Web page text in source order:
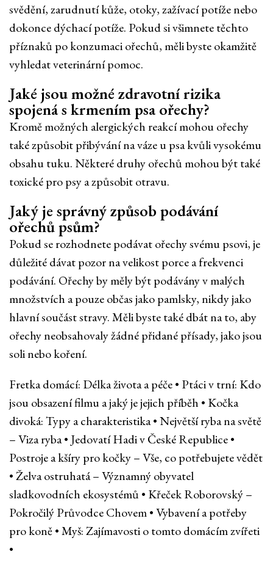
svědění, zarudnutí kůže, otoky, zažívací potíže nebo
dokonce dýchací potíže. Pokud si všimnete těchto
příznaků po konzumaci ořechů, měli byste okamžitě
vyhledat veterinární pomoc.
Jaké jsou možné zdravotní rizika
spojená s krmením psa ořechy?
Kromě možných alergických reakcí mohou ořechy
také způsobit přibývání na váze u psa kvůli vysokému
obsahu tuku. Některé druhy ořechů mohou být také
toxické pro psy a způsobit otravu.
Jaký je správný způsob podávání
ořechů psům?
Pokud se rozhodnete podávat ořechy svému psovi, je
důležité dávat pozor na velikost porce a frekvenci
podávání. Ořechy by měly být podávány v malých
množstvích a pouze občas jako pamlsky, nikdy jako
hlavní součást stravy. Měli byste také dbát na to, aby
ořechy neobsahovaly žádné přidané přísady, jako jsou
soli nebo koření.
Fretka domácí: Délka života a péče• Ptáci v trní: Kdo
jsou obsazení filmu a jaký je jejich příběh • Kočka
divoká: Typy a charakteristika•Největší ryba na světě
– Viza ryba• Jedovatí Hadi v České Republice•
Postroje a kšíry pro kočky – Vše, co potřebujete vědět
•Želva ostruhatá – Významný obyvatel
sladkovodních ekosystémů• Křeček Roborovský –
Pokročilý Průvodce Chovem•Vybavení a potřeby
pro koně•Myš: Zajímavosti o tomto domácím zvířeti
•